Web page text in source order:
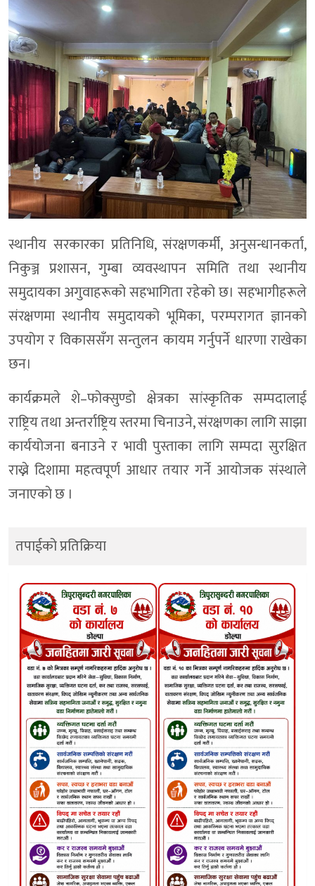
स्थानीय सरकारका प्रतिनिधि, संरक्षणकर्मी, अनुसन्धानकर्ता,
निकुञ्ज प्रशासन, गुम्बा व्यवस्थापन समिति तथा स्थानीय
समुदायका अगुवाहरूको सहभागिता रहेको छ। सहभागीहरूले
संरक्षणमा स्थानीय समुदायको भूमिका, परम्परागत ज्ञानको
उपयोग र विकाससँग सन्तुलन कायम गर्नुपर्ने धारणा राखेका
छन।
कार्यक्रमले शे–फोक्सुण्डो क्षेत्रका सांस्कृतिक सम्पदालाई
राष्ट्रिय तथा अन्तर्राष्ट्रिय स्तरमा चिनाउने, संरक्षणका लागि साझा
कार्ययोजना बनाउने र भावी पुस्ताका लागि सम्पदा सुरक्षित
राख्ने दिशामा महत्वपूर्ण आधार तयार गर्ने आयोजक संस्थाले
जनाएकाे छ ।
तपाईको प्रतिक्रिया